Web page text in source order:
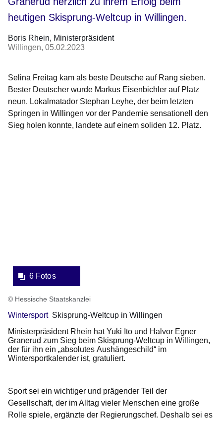
heutigen Skisprung-Weltcup in Willingen.
Boris Rhein
Ministerpräsident
Willingen 05.02.2023
Selina Freitag kam als beste Deutsche auf Rang sieben.
Bester Deutscher wurde Markus Eisenbichler auf Platz
neun. Lokalmatador Stephan Leyhe, der beim letzten
Springen in Willingen vor der Pandemie sensationell den
Sieg holen konnte, landete auf einem soliden 12. Platz.
6 Fotos
© Hessische Staatskanzlei
Wintersport Skisprung-Weltcup in Willingen
Ministerpräsident Rhein hat Yuki Ito und Halvor Egner
Granerud zum Sieg beim Skisprung-Weltcup in Willingen,
der für ihn ein „absolutes Aushängeschild“ im
Wintersportkalender ist, gratuliert.
Sport sei ein wichtiger und prägender Teil der
Gesellschaft, der im Alltag vieler Menschen eine große
Rolle spiele, ergänzte der Regierungschef. Deshalb sei es